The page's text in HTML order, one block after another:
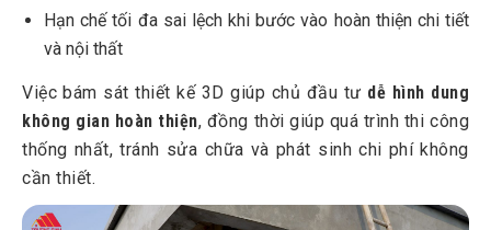
Hạn chế tối đa sai lệch khi bước vào hoàn thiện chi tiết
và nội thất
Việc bám sát thiết kế 3D giúp chủ đầu tư dễ hình dung
không gian hoàn thiện, đồng thời giúp quá trình thi công
thống nhất, tránh sửa chữa và phát sinh chi phí không
cần thiết.